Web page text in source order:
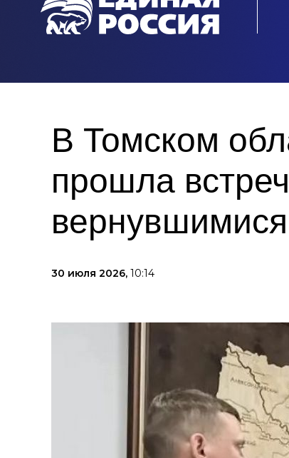
В Томском
прошла
30 июля 2026, 10:14